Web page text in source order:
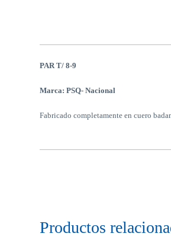
PAR T/ 8-9
Marca: PSQ- Nacional
Fabricado completamente en cuero
Productos